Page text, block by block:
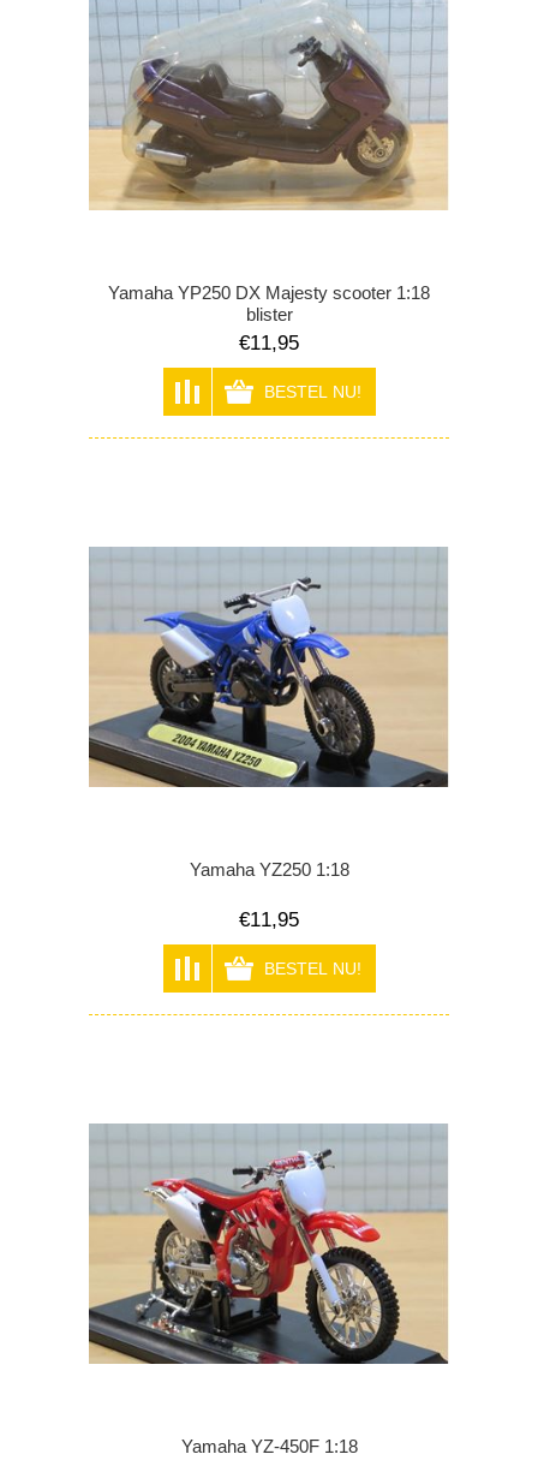
Yamaha YP250 DX Majesty scooter 1:18
blister
€11,95
Yamaha YZ250 1:18
€11,95
Yamaha YZ-450F 1:18